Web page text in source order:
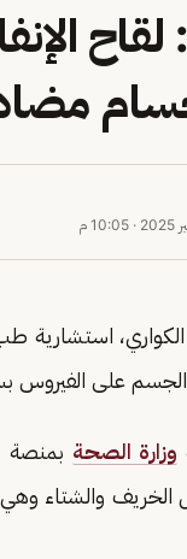
· 10:05 م
استشارية
على الفيروس
وزارة الصحة بمنصة
والشتاء وهي